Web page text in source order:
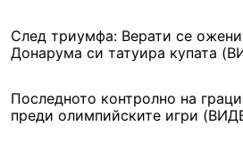
След триумфа: Верати се
Донарума си татуира купата
Последното контролно на
преди олимпийските игри